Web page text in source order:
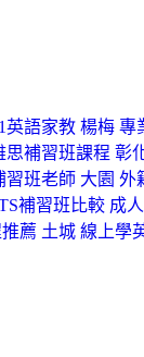
語家教 楊梅
補習班課程 彰
班老師 大園 外
補習班比較 成
薦 土城 線上學